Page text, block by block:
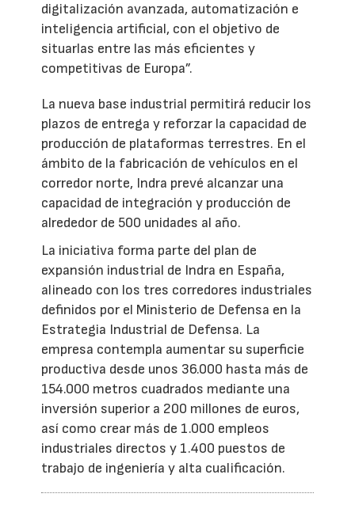
digitalización avanzada, automatización e
inteligencia artificial, con el objetivo de
situarlas entre las más eficientes y
competitivas de Europa”.
La nueva base industrial permitirá reducir los
plazos de entrega y reforzar la capacidad de
producción de plataformas terrestres. En el
ámbito de la fabricación de vehículos en el
corredor norte, Indra prevé alcanzar una
capacidad de integración y producción de
alrededor de 500 unidades al año.
La iniciativa forma parte del plan de
expansión industrial de Indra en España,
alineado con los tres corredores industriales
definidos por el Ministerio de Defensa en la
Estrategia Industrial de Defensa. La
empresa contempla aumentar su superficie
productiva desde unos 36.000 hasta más de
154.000 metros cuadrados mediante una
inversión superior a 200 millones de euros,
así como crear más de 1.000 empleos
industriales directos y 1.400 puestos de
trabajo de ingeniería y alta cualificación.